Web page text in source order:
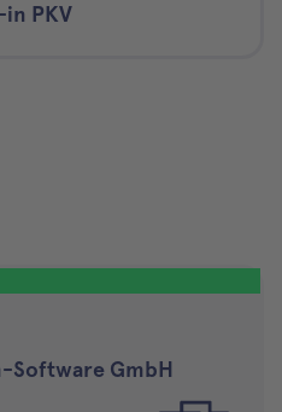
PKV
Software GmbH